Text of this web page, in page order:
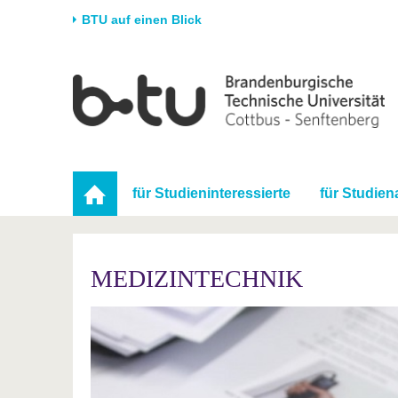
BTU auf einen Blick
Universität
Karriere & Engagement
Partnerschaften &
Strukturwandel
Forschung
Förderung
Wissenschaftlicher
Nachwuchs
Im
für Studieninteressierte für
MEDIZINTECHNIK